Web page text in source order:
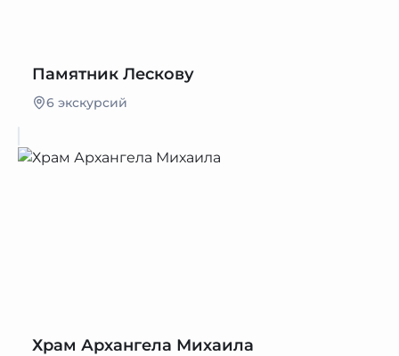
Памятник Лескову
6 экскурсий
Храм Архангела Михаила